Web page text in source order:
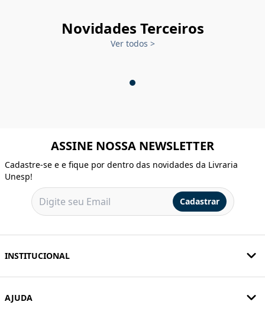
Novidades Terceiros
Ver todos >
ASSINE NOSSA NEWSLETTER
Cadastre-se e e fique por dentro das novidades da Livraria
Unesp!
Cadastrar
INSTITUCIONAL
AJUDA